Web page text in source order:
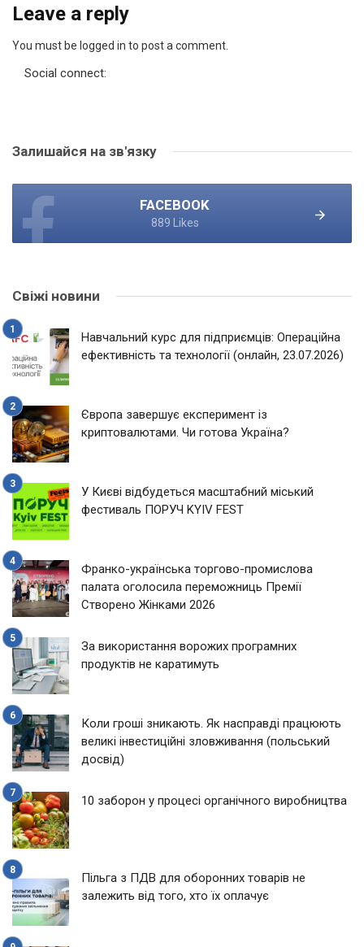
Leave a reply
You must be logged in to post a comment.
Social connect:
Залишайся на зв'язку
FACEBOOK
889 Likes
Свіжі новини
Навчальний курс для підприємців: Операційна
ефективність та технології (онлайн, 23.07.2026)
Європа завершує експеримент із
криптовалютами. Чи готова Україна?
У Києві відбудеться масштабний міський
фестиваль ПОРУЧ KYIV FEST
Франко-українська торгово-промислова
палата оголосила переможниць Премії
Створено Жінками 2026
За використання ворожих програмних
продуктів не каратимуть
Коли гроші зникають. Як насправді працюють
великі інвестиційні зловживання (польський
досвід)
10 заборон у процесі органічного виробництва
Пільга з ПДВ для оборонних товарів не
залежить від того, хто їх оплачує